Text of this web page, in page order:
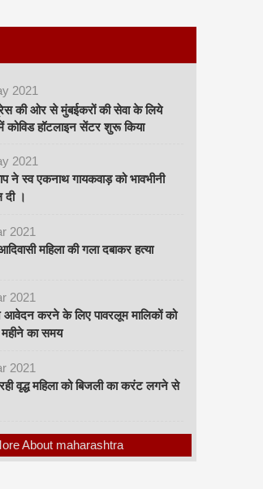
2021
की ओर से मुंबईकरों की सेवा के लिये
कोविड हॉटलाइन सेंटर शुरू किया
2021
ने स्व एकनाथ गायकवाड़ को भावभीनी
दी ।
2021
महिला की गला दबाकर हत्या
2021
करने के लिए पावरलूम मालिकों को
महीने का समय
2021
वृद्ध महिला को बिजली का करंट लगने से
About maharashtra